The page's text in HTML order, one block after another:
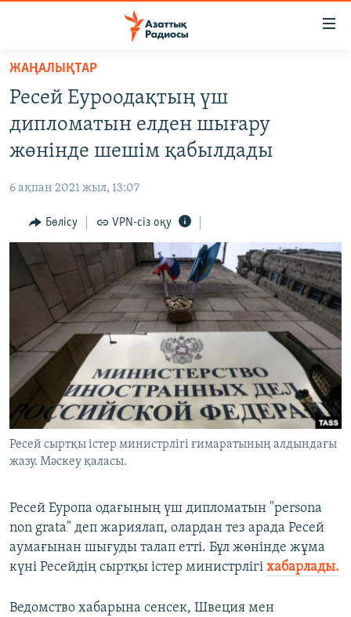
Skip
main
content
to
main
to
Search
AZATTYQTV
АДАМ ҚҰҚЫҚТАРЫ
ӘЛЕУМЕТ
ӘЛЕМ
АРНАЙЫ ЖОБАЛАР
Русский
ЖАЗЫЛЫҢЫЗ
Басқа тілдерде
ЖАҢАЛЫҚТАР
Ресей Еуроодақтың үш
дипломатын елден шығару
жөнінде шешім қабылдады
6 ақпан 2021 жыл, 13:07
Бөлісу VPN-сіз оқу
Ресей сыртқы істер министрлігі ғимаратының алдындағы
жазу. Мәскеу қаласы.
Ресей Еуропа одағының үш дипломатын "persona
non grata" деп жариялап, олардан тез арада Ресей
аумағынан шығуды талап етті. Бұл жөнінде жұма
күні Ресейдің сыртқы істер министрлігі хабарлады.
Ведомство хабарына сенсек, Швеция мен